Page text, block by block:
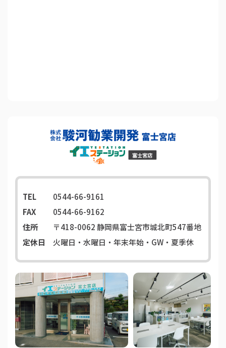
TEL
0544-66-9161
FAX
0544-66-9162
住所
〒418-0062静岡県富士宮市城北町547番地
定休日
火曜日・水曜日・年末年始・GW・夏季休